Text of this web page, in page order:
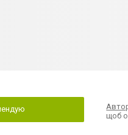
щоб